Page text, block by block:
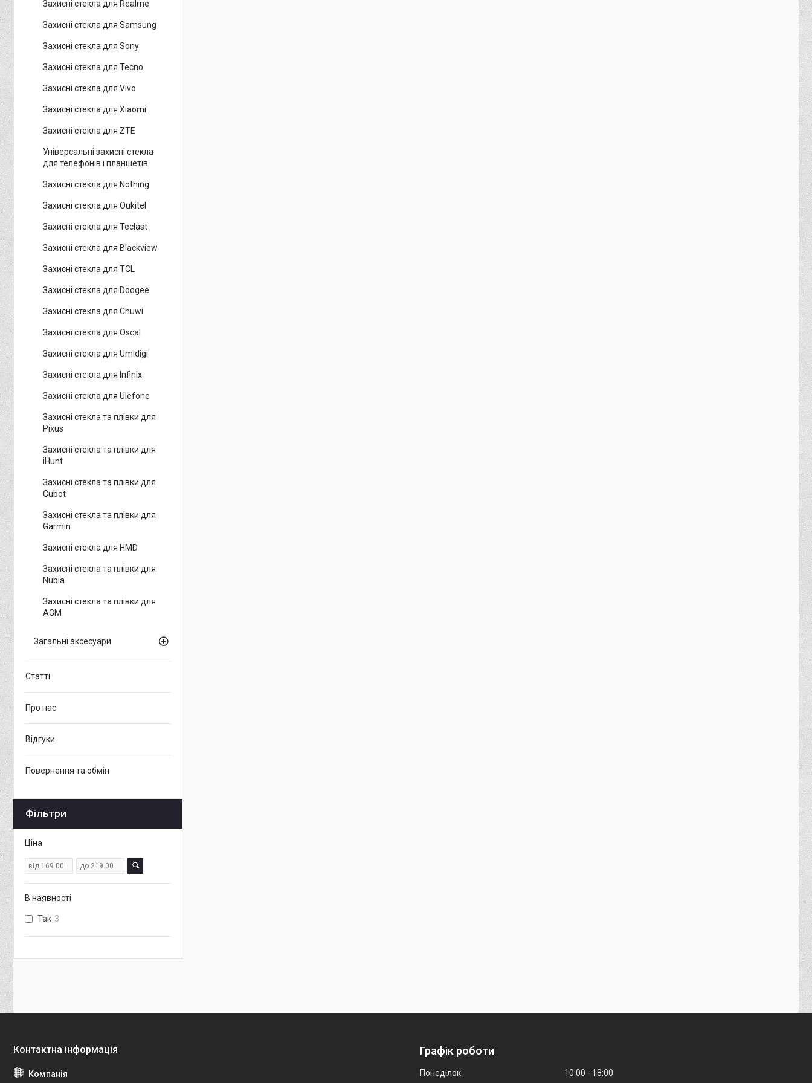
Захисні стекла для Realme
Захисні стекла для Samsung
Захисні стекла для Sony
Захисні стекла для Tecno
Захисні стекла для Vivo
Захисні стекла для Xiaomi
Захисні стекла для ZTE
Універсальні захисні стекла
для телефонів і планшетів
Захисні стекла для Nothing
Захисні стекла для Oukitel
Захисні стекла для Teclast
Захисні стекла для Blackview
Захисні стекла для TCL
Захисні стекла для Doogee
Захисні стекла для Chuwi
Захисні стекла для Oscal
Захисні стекла для Umidigi
Захисні стекла для Infinix
Захисні стекла для Ulefone
Захисні стекла та плівки для
Pixus
Захисні стекла та плівки для
iHunt
Захисні стекла та плівки для
Cubot
Захисні стекла та плівки для
Garmin
Захисні стекла для HMD
Захисні стекла та плівки для
Nubia
Захисні стекла та плівки для
AGM
Загальні аксесуари
Статті
Про нас
Відгуки
Повернення та обмін
Фільтри
Ціна
В наявності
Так 3
Графік роботи
Понеділок 10:00 18:00